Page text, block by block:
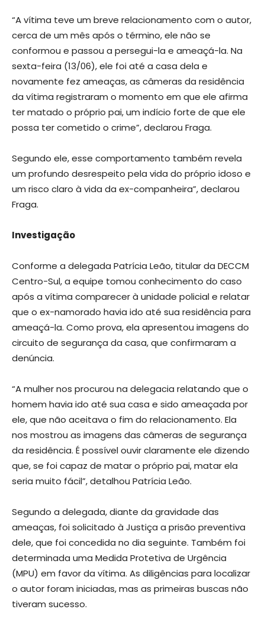
“A vítima teve um breve relacionamento com o autor,
cerca de um mês após o término, ele não se
conformou e passou a persegui-la e ameaçá-la. Na
sexta-feira (13/06), ele foi até a casa dela e
novamente fez ameaças, as câmeras da residência
da vítima registraram o momento em que ele afirma
ter matado o próprio pai, um indício forte de que ele
possa ter cometido o crime”, declarou Fraga.
Segundo ele, esse comportamento também revela
um profundo desrespeito pela vida do próprio idoso e
um risco claro à vida da ex-companheira”, declarou
Fraga.
Investigação
Conforme a delegada Patrícia Leão, titular da DECCM
Centro-Sul, a equipe tomou conhecimento do caso
após a vítima comparecer à unidade policial e relatar
que o ex-namorado havia ido até sua residência para
ameaçá-la. Como prova, ela apresentou imagens do
circuito de segurança da casa, que confirmaram a
denúncia.
“A mulher nos procurou na delegacia relatando que o
homem havia ido até sua casa e sido ameaçada por
ele, que não aceitava o fim do relacionamento. Ela
nos mostrou as imagens das câmeras de segurança
da residência. É possível ouvir claramente ele dizendo
que, se foi capaz de matar o próprio pai, matar ela
seria muito fácil”, detalhou Patrícia Leão.
Segundo a delegada, diante da gravidade das
ameaças, foi solicitado à Justiça a prisão preventiva
dele, que foi concedida no dia seguinte. Também foi
determinada uma Medida Protetiva de Urgência
(MPU) em favor da vítima. As diligências para localizar
o autor foram iniciadas, mas as primeiras buscas não
tiveram sucesso.